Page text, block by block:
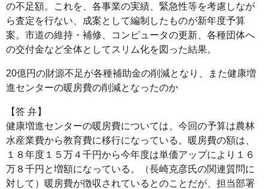
の不足額。これを、各事業の実績、緊急性等を考慮しなが
ら査定を行ない、成案として編制したものが新年度予算
案。市道の維持・補修、コンピュータの更新、各種団体へ
の交付金など全体としてスリム化を図った結果。
20億円の財源不足が各種補助金の削減となり、また健康増
進センターの暖房費の削減となったのか
【答 弁】
健康増進センターの暖房費については、今回の予算は農林
水産業費から教育費に移行になっている。暖房費の額は、
１８年度１５万４千円から今年度は単価アップにより１６
万８千円と増額になっている。（長崎克彦氏の関連質問に
対して）暖房費が徴収されているとのことだが、担当部署